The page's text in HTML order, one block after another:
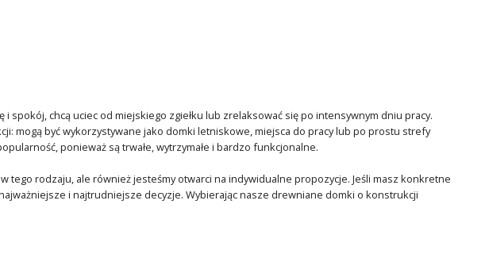
spokój, chcą uciec od miejskiego zgiełku lub zrelaksować się po intensywnym dniu pracy.
mogą być wykorzystywane jako domki letniskowe, miejsca do pracy lub po prostu strefy
ponieważ są trwałe, wytrzymałe i bardzo funkcjonalne.
rodzaju, ale również jesteśmy otwarci na indywidualne propozycje. Jeśli masz konkretne
i najtrudniejsze decyzje. Wybierając nasze drewniane domki o konstrukcji